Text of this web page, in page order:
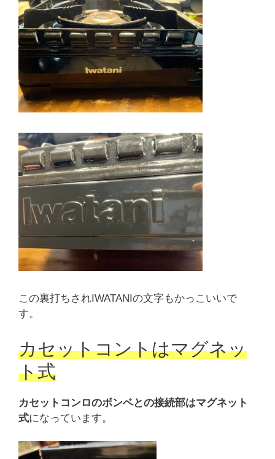
この裏打ちされIWATANIの文字もかっこいいで
す。
カセットコントはマグネッ
ト式
カセットコンロのボンベとの接続部はマグネット
式になっています。